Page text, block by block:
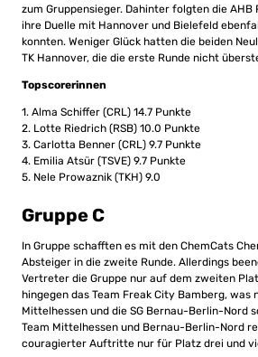
zum Gruppensieger. Dahinter folgten die AHB
ihre Duelle mit Hannover und Bielefeld
konnten. Weniger Glück hatten die beiden
TK Hannover, die die erste Runde nicht
Topscorerinnen
1. Alma Schiffer (CRL) 14.7 Punkte
2. Lotte Riedrich (RSB) 10.0 Punkte
3. Carlotta Benner (CRL) 9.7 Punkte
4. Emilia Atsür (TSVE) 9.7 Punkte
5. Nele Prowaznik (TKH) 9.0
Gruppe C
In Gruppe schafften es mit den ChemCats
Absteiger in die zweite Runde. Allerdings
Vertreter die Gruppe nur auf dem zweiten
hingegen das Team Freak City Bamberg, was
Mittelhessen und die SG Bernau-Berlin-Nord
Team Mittelhessen und Bernau-Berlin-Nord
couragierter Auftritte nur für Platz drei und